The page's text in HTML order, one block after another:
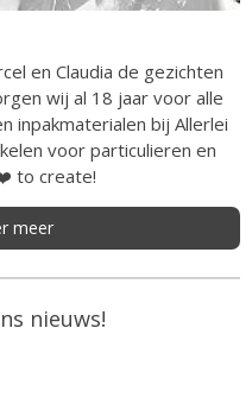
en Claudia de gezichten
wij al 18 jaar voor alle
inpakmaterialen bij Allerlei
voor particulieren en
to create!
meer
nieuws!